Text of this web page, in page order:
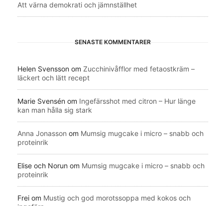
Att värna demokrati och jämnställhet
SENASTE KOMMENTARER
Helen Svensson om Zucchinivåfflor med fetaostkräm –
läckert och lätt recept
Marie Svensén om Ingefärsshot med citron – Hur länge
kan man hålla sig stark
Anna Jonasson om Mumsig mugcake i micro – snabb och
proteinrik
Elise och Norun om Mumsig mugcake i micro – snabb och
proteinrik
Frei om Mustig och god morotssoppa med kokos och